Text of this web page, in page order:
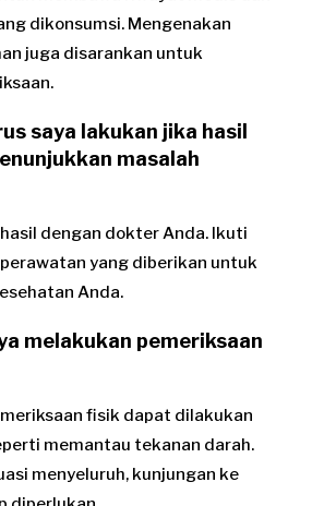
dikonsumsi. Mengenakan
juga disarankan untuk
saya lakukan jika hasil
masalah
dengan dokter Anda. Ikuti
yang diberikan untuk
Anda.
melakukan pemeriksaan
fisik dapat dilakukan
memantau tekanan darah.
menyeluruh, kunjungan ke